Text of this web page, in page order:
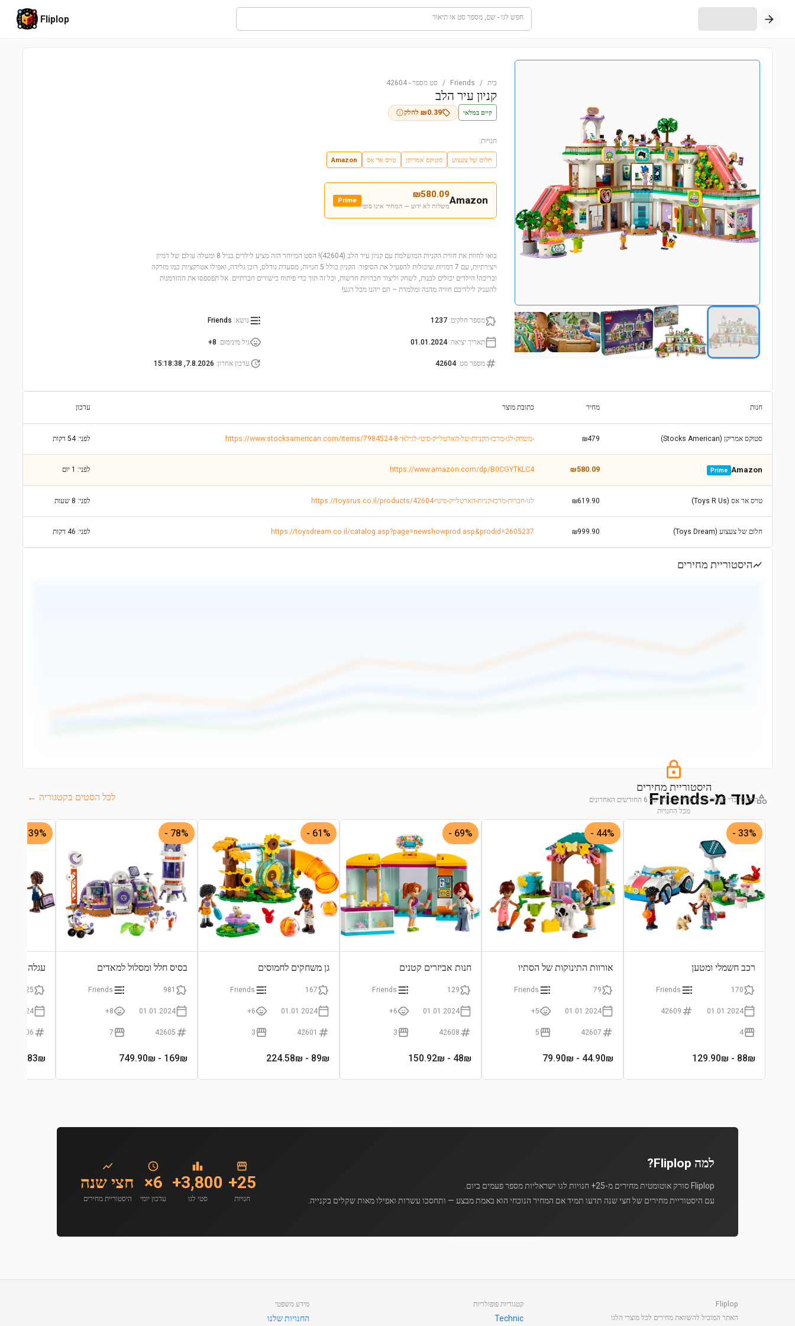
חפש לגו - שם, מספר סט או תיאור Fliplop
בית /
Friends
/ סט מספר -
42604
קניון עיר הלב
קיים במלאי ₪0.39 לחלק
חנויות:
חלום של צעצוע סטוקס אמריקן טויס אר אס Amazon
Amazon
₪580.09
משלוח לא ידוע — המחיר אינו סופי
Prime
בואו לחוות את חווית הקניות המושלמת עם קניון עיר הלב (42604)! הסט המיוחד הזה מציע לילדים בגיל 8 ומעלה עולם של דמיון
ויצירתיות, עם 7 דמויות שיכולות להפעיל את הסיפור. הקניון כולל 5 חנויות, מסעדת נודלס, דוכן גלידה, ואפילו אטרקציות כמו מזרקה
ובריכה! הילדים יכולים לבנות, לשחק וליצור חברויות חדשות, וכל זה תוך כדי פיתוח כישורים חברתיים. אל תפספסו את ההזדמנות
להעניק לילדיכם חוויה מהנה ומלמדת – הם ייהנו מכל רגע!
מספר חלקים:
1237 נושא:
Friends
תאריך יציאה:
01.01.2024 גיל מינימום:
8+
מספר סט:
42604 עדכון אחרון:
7.8.2026, 15:18:38
חנות מחיר כתובת מוצר עדכון
סטוקס אמריקן (Stocks American) ₪479 https://www.stocksamerican.com/items/7984524-משחק-לגו-מרכז-הקניות-של-הארטלייק-סיטי-לגילאי-8- לפני: 54 דקות
Amazon
Prime
₪580.09
https://www.amazon.com/dp/B0CGYTKLC4 לפני: 1 יום
טויס אר אס (Toys R Us) ₪619.90 https://toysrus.co.il/products/לגו-חברות-מרכז-קניות-הארטלייק-סיטי-42604 לפני: 8 שעות
חלום של צעצוע (Toys Dream) ₪999.90
https://toysdream.co.il/catalog.asp?page=newshowprod.asp&prodid=2605237 לפני: 46 דקות
היסטוריית מחירים
היסטוריית מחירים
התחבר כדי לצפות בגרף מחירים מלא של 6 החודשים האחרונים
מכל החנויות
עוד מ-Friends לכל הסטים בקטגוריה ←
33% -
רכב חשמלי ומטען
170
Friends
01.01.2024
42609
4
88₪
- 129.90₪
44% -
אורוות התינוקות של הסתיו
79
Friends
01.01.2024
5+
42607
5
44.90₪
- 79.90₪
69% -
חנות אביזרים קטנים
129
Friends
01.01.2024
6+
42608
3
48₪
- 150.92₪
61% -
גן משחקים לחמוסים
167
Friends
01.01.2024
6+
42601
3
89₪
- 224.58₪
78% -
בסיס חלל ומסלול למאדים
981
Friends
01.01.2024
8+
42605
7
169₪
- 749.90₪
39% -
עגלה ניידת
125
42606
48.83₪
למה Fliplop?
Fliplop סורק אוטומטית מחירים מ-25+ חנויות לגו ישראליות מספר פעמים ביום.
עם היסטוריית מחירים של חצי שנה תדעו תמיד אם המחיר הנוכחי הוא באמת מבצע — ותחסכו עשרות ואפילו מאות שקלים בקנייה.
25+
חנויות
3,800+
סטי לגו
6×
עדכון יומי
חצי שנה
היסטוריית מחירים
Fliplop
האתר המוביל להשוואת מחירים לכל מוצרי הלגו
קטגוריות פופולריות
Technic
מידע משפטי
החנויות שלנו